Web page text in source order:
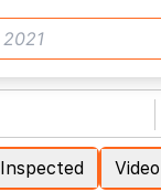
Inspected Video